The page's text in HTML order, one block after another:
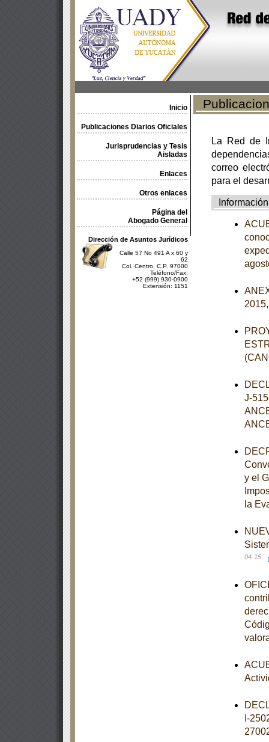
Inicio
Publicaciones Diarios Oficiales
Jurisprudencias y Tesis
Aisladas
Enlaces
Otros enlaces
Página del
Abogado General
Dirección de Asuntos Jurídicos
Calle 57 No 491 A x 60 y
62
Col. Centro, C.P. 97000
Teléfono/Fax:
+52 (999) 930-0900
Extensión: 1151
La Red de
correo
para el
Información
J-
y el
la
04-15
I-